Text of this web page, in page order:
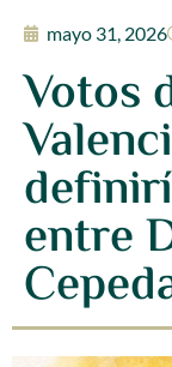
mayo 31, 2026
Votos
entre